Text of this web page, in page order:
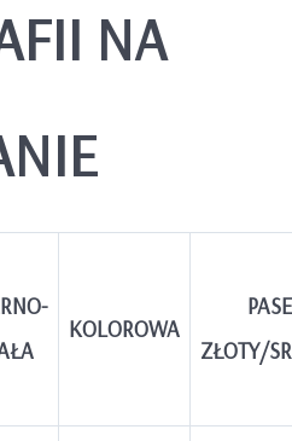
NA
KOLOROWA
ZŁOTY/